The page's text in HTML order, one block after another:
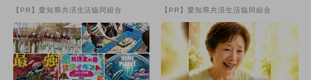
【PR】愛知県共済生活協同組合 【PR】愛知県共済生活協同組合